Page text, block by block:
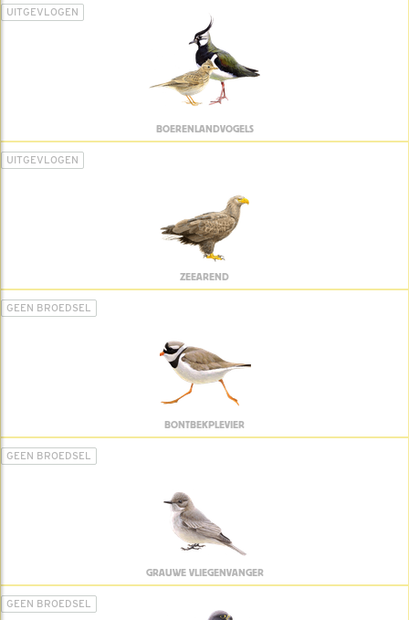
UITGEVLOGEN
BOERENLANDVOGELS
UITGEVLOGEN
ZEEAREND
GEEN BROEDSEL
BONTBEKPLEVIER
GEEN BROEDSEL
GRAUWE VLIEGENVANGER
GEEN BROEDSEL